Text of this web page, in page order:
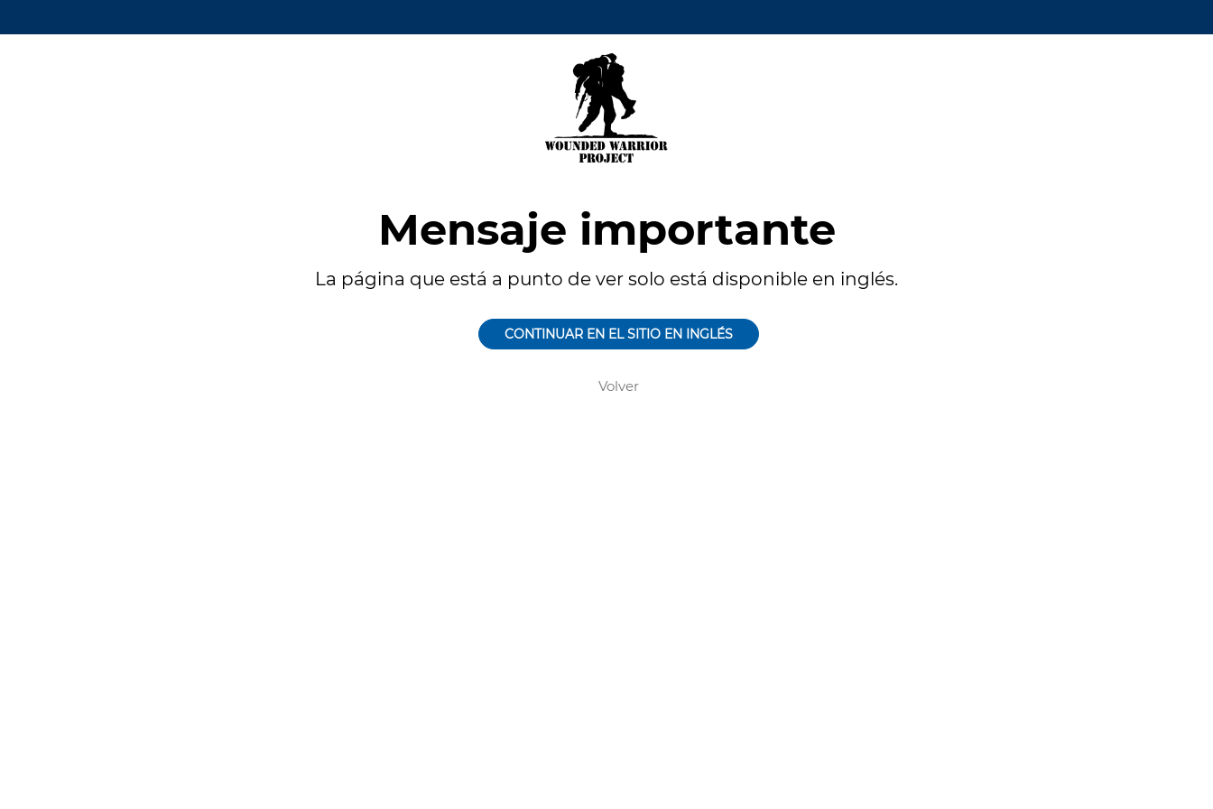
Mensaje importante
La página que está a punto de ver solo está disponible en inglés.
CONTINUAR EN EL SITIO EN INGLÉS
Volver